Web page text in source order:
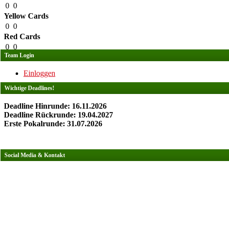
0 0
Yellow Cards
0 0
Red Cards
0 0
Team Login
Einloggen
Wichtige Deadlines!
Deadline Hinrunde: 16.11.2026
Deadline Rückrunde: 19.04.2027
Erste Pokalrunde: 31.07.2026
Social Media & Kontakt